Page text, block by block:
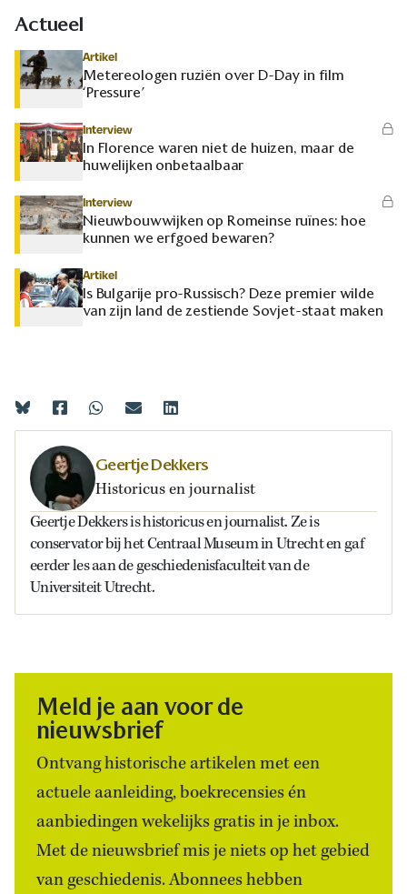
Actueel
Artikel
Metereologen ruziën over D-Day in film
‘Pressure’
Interview
In Florence waren niet de huizen, maar de
huwelijken onbetaalbaar
Interview
Nieuwbouwwijken op Romeinse ruïnes: hoe
kunnen we erfgoed bewaren?
Artikel
Is Bulgarije pro-Russisch? Deze premier wilde
van zijn land de zestiende Sovjet-staat maken
Geertje Dekkers
Historicus en journalist
Geertje Dekkers is historicus en journalist. Ze is
conservator bij het Centraal Museum in Utrecht en gaf
eerder les aan de geschiedenisfaculteit van de
Universiteit Utrecht.
Meld je aan voor de
nieuwsbrief
Ontvang historische artikelen met een
actuele aanleiding, boekrecensies én
aanbiedingen wekelijks gratis in je inbox.
Met de nieuwsbrief mis je niets op het gebied
van geschiedenis. Abonnees hebben